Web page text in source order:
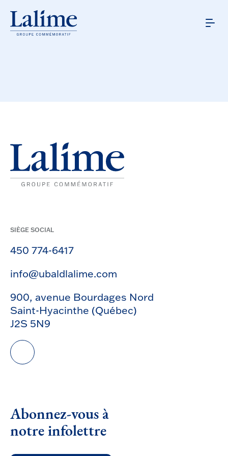
SIÈGE SOCIAL
450 774-6417
info@ubaldlalime.com
900, avenue Bourdages Nord
Saint-Hyacinthe (Québec)
J2S 5N9
Abonnez-vous à
notre infolettre